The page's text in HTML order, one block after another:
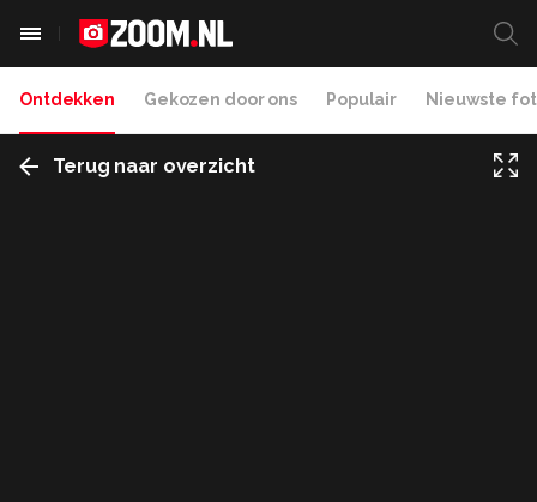
Ontdekken Gekozen door ons Populair Nieuwste
Terug naar overzicht